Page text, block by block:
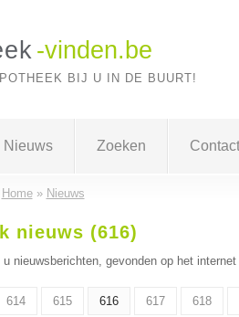
-vinden.be
BIJ U IN DE BUURT!
Nieuws Zoeken Contact
Home» Nieuws
nieuws (616)
u nieuwsberichten, gevonden op het
614 615 616 617 618